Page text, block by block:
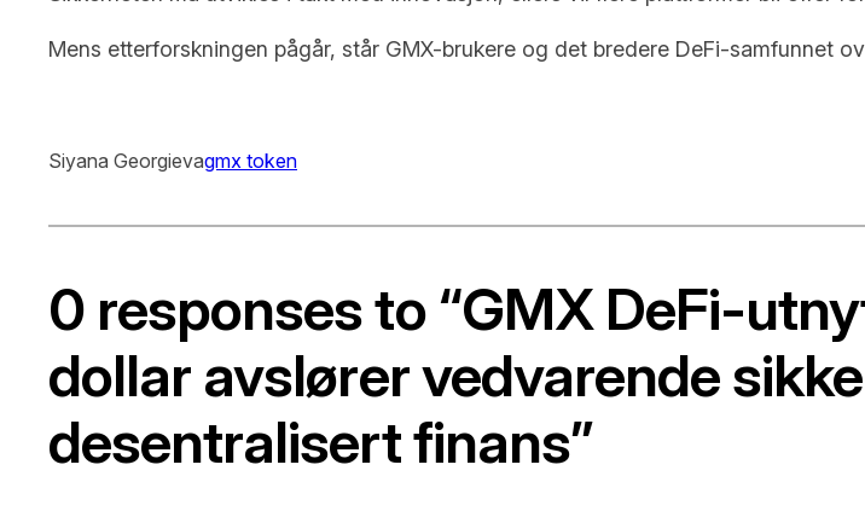
Mens etterforskningen pågår, står GMX-brukere og det bredere DeFi-samfunnet
Siyana Georgievagmx token
0 responses to “GMX DeFi-
dollar avslører vedvarende
desentralisert finans”